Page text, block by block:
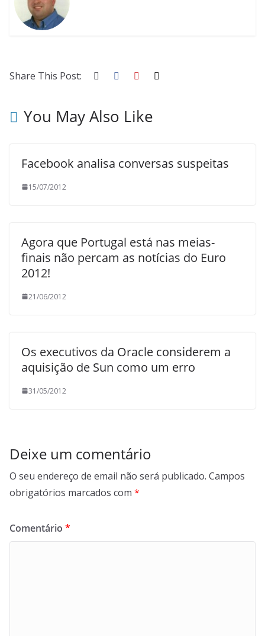
Share This Post:
You May Also Like
Facebook analisa conversas suspeitas
15/07/2012
Agora que Portugal está nas meias-
finais não percam as notícias do Euro
2012!
21/06/2012
Os executivos da Oracle considerem a
aquisição de Sun como um erro
31/05/2012
Deixe um comentário
O seu endereço de email não será publicado. Campos
obrigatórios marcados com *
Comentário *